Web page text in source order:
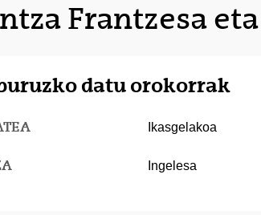
Frantzesa
datu orokorrak
Ikasgelakoa
Ingelesa